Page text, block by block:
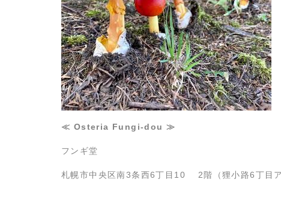
≪ Osteria Fungi-dou ≫
フンギ堂
札幌市中央区南3条西6丁目10 2階（狸小路6丁目ア